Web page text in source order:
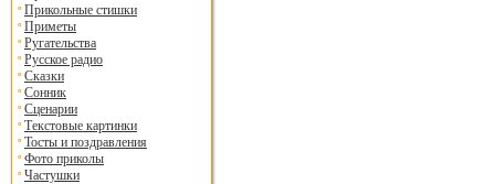
Прикольные стишки
Приметы
Ругательства
Русское радио
Сказки
Сонник
Сценарии
Текстовые картинки
Тосты и поздравления
Фото приколы
Частушки